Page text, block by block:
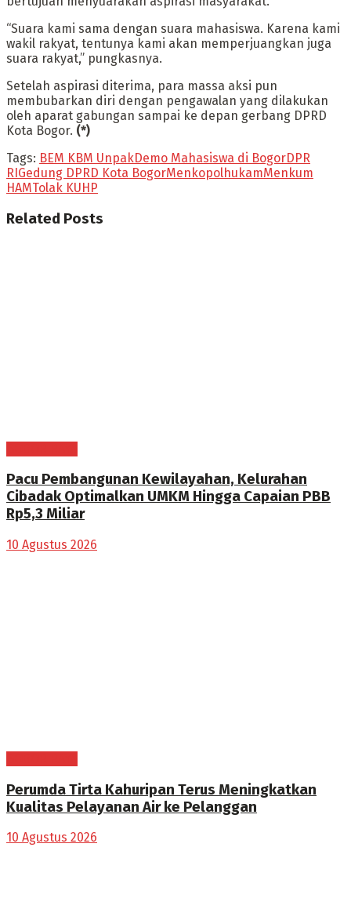
“Suara kami sama dengan suara mahasiswa. Karena kami
wakil rakyat, tentunya kami akan memperjuangkan juga
suara rakyat,” pungkasnya.
Setelah aspirasi diterima, para massa aksi pun
membubarkan diri dengan pengawalan yang dilakukan
oleh aparat gabungan sampai ke depan gerbang DPRD
Kota Bogor. (*)
Tags: BEM KBM UnpakDemo Mahasiswa di BogorDPR
RIGedung DPRD Kota BogorMenkopolhukamMenkum
HAMTolak KUHP
Related Posts
Pacu Pembangunan Kewilayahan, Kelurahan
Cibadak Optimalkan UMKM Hingga Capaian PBB
Rp5,3 Miliar
10 Agustus 2026
Perumda Tirta Kahuripan Terus Meningkatkan
Kualitas Pelayanan Air ke Pelanggan
10 Agustus 2026